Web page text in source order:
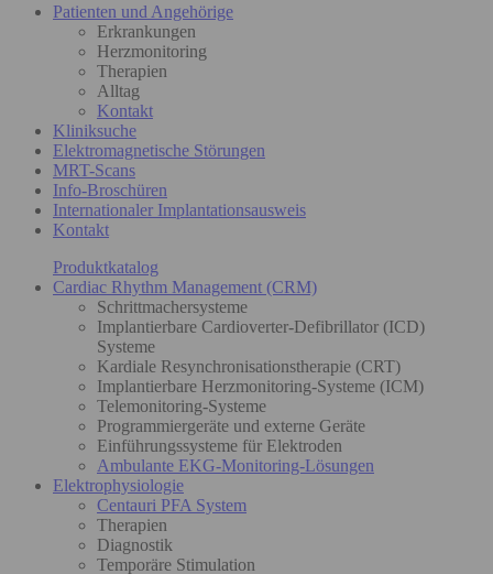
Patienten und Angehörige
Erkrankungen
Herzmonitoring
Therapien
Alltag
Kontakt
Kliniksuche
Elektromagnetische Störungen
MRT-Scans
Info-Broschüren
Internationaler Implantationsausweis
Kontakt
Produktkatalog
Cardiac Rhythm Management (CRM)
Schrittmachersysteme
Implantierbare Cardioverter-Defibrillator (ICD)
Systeme
Kardiale Resynchronisationstherapie (CRT)
Implantierbare Herzmonitoring-Systeme (ICM)
Telemonitoring-Systeme
Programmiergeräte und externe Geräte
Einführungssysteme für Elektroden
Ambulante EKG-Monitoring-Lösungen
Elektrophysiologie
Centauri PFA System
Therapien
Diagnostik
Temporäre Stimulation